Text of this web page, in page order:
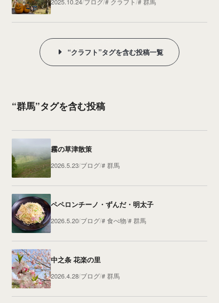
“クラフト”タグを含む投稿一覧
“群馬”タグを含む投稿
霧の草津散策
2026.5.23 ブログ 群馬
ペペロンチーノ・ずんだ・明太子
2026.5.20 ブログ 食べ物 群馬
中之条 花楽の里
2026.4.28 ブログ 群馬